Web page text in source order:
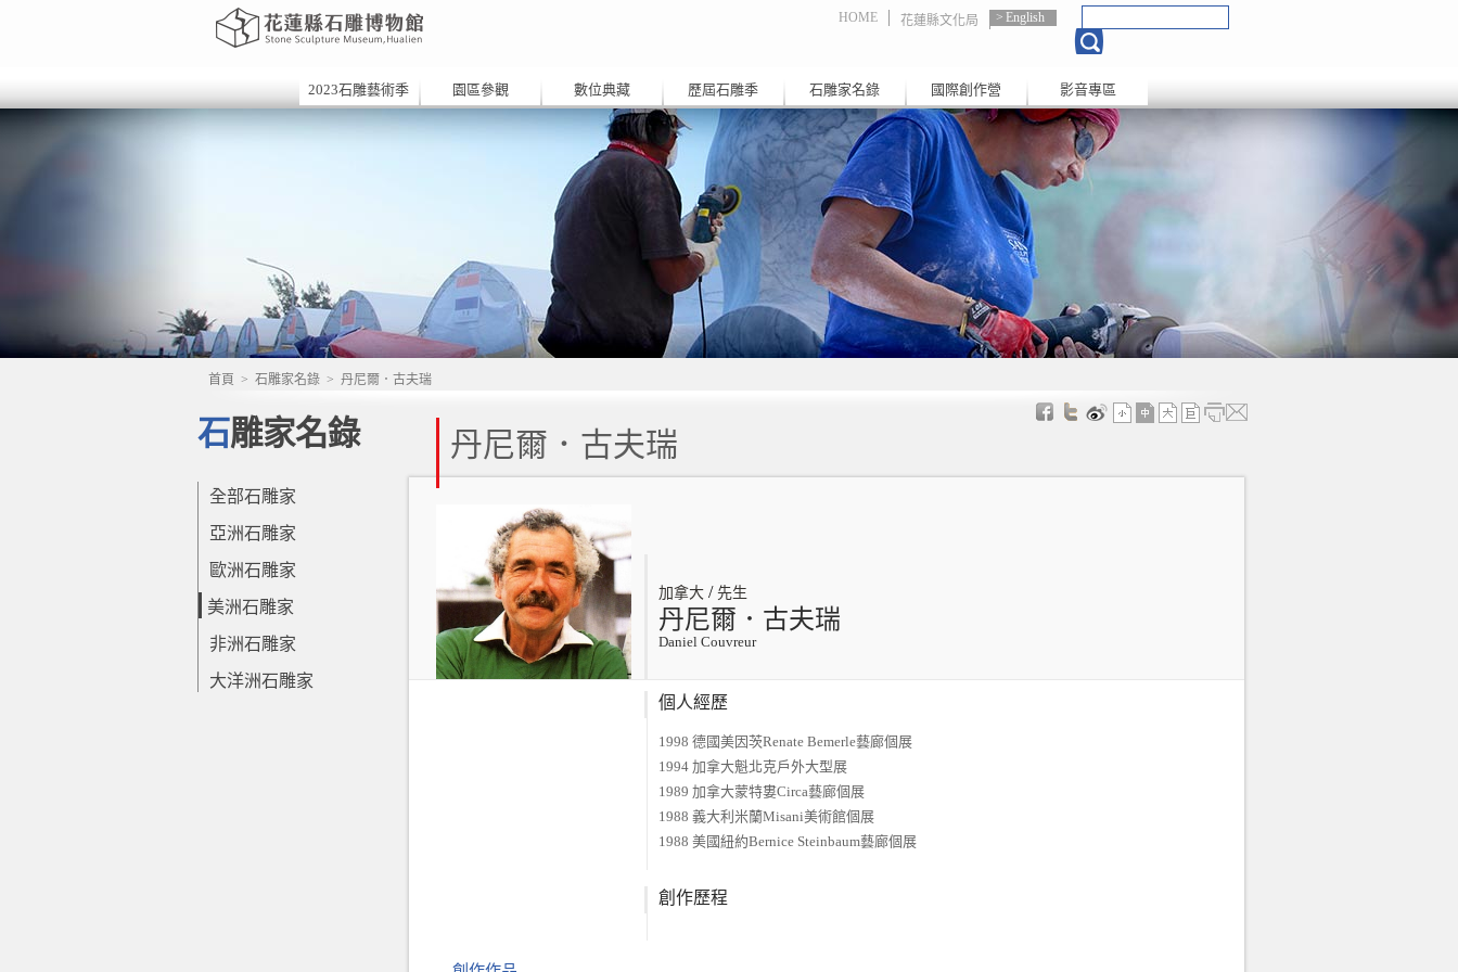
HOME 花蓮縣文化局 English
2023石雕藝術季 園區參觀 數位典藏 歷屆石雕季 石雕家名錄 國際創作營 影音專區
首頁 > 石雕家名錄 > 丹尼爾．古夫瑞
石雕家名錄
全部石雕家
亞洲石雕家
歐洲石雕家
美洲石雕家
非洲石雕家
大洋洲石雕家
丹尼爾．古夫瑞
加拿大 / 先生
丹尼爾．古夫瑞
Daniel Couvreur
個人經歷
1998 德國美因茨Renate Bemerle藝廊個展
1994 加拿大魁北克戶外大型展
1989 加拿大蒙特婁Circa藝廊個展
1988 義大利米蘭Misani美術館個展
1988 美國紐約Bernice Steinbaum藝廊個展
創作歷程